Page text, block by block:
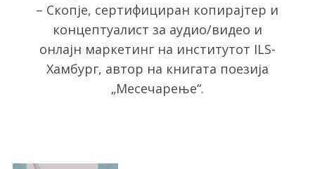
– Скопје, сертифициран копирајтер и
концептуалист за аудио/видео и
онлајн маркетинг на институтот ILS-
Хамбург, автор на книгата поезија
„Месечарење“.
S
e
a
c